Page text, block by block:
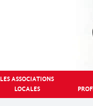
LES ASSOCIATIONS
LOCALES